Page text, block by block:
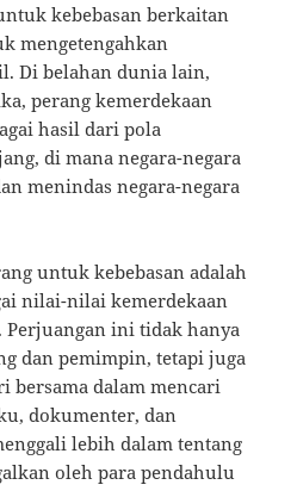
kebebasan berkaitan
mengetengahkan
Di belahan dunia lain,
perang kemerdekaan
hasil dari pola
di mana negara-negara
menindas negara-negara
untuk kebebasan adalah
nilai-nilai kemerdekaan
Perjuangan ini tidak hanya
dan pemimpin, tetapi juga
bersama dalam mencari
dokumenter, dan
lebih dalam tentang
oleh para pendahulu